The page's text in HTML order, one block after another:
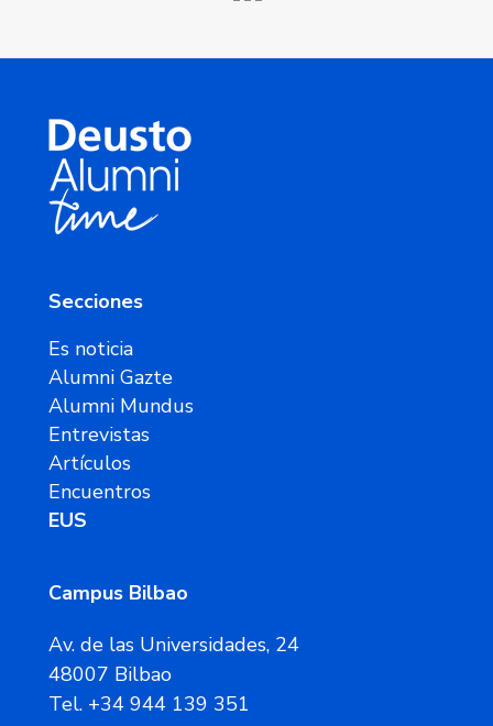
Secciones
Es noticia
Alumni Gazte
Alumni Mundus
Entrevistas
Artículos
Encuentros
EUS
Campus Bilbao
Av. de las Universidades, 24
48007 Bilbao
Tel. +34 944 139 351